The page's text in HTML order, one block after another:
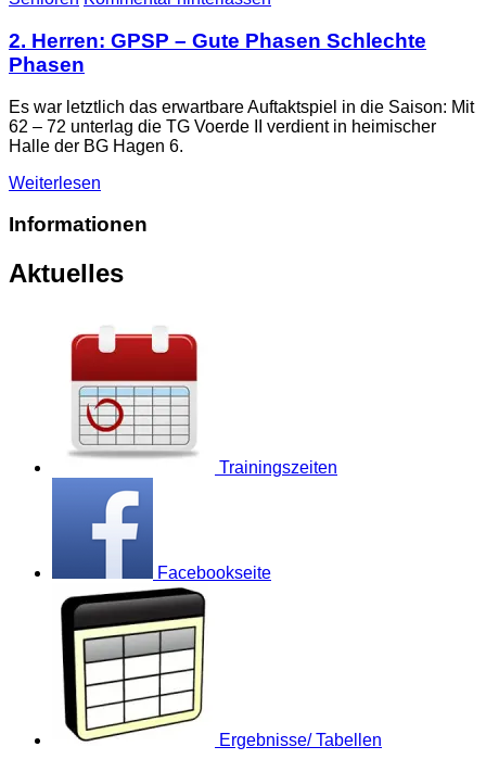
2. Herren: GPSP – Gute Phasen Schlechte
Phasen
Es war letztlich das erwartbare Auftaktspiel in die Saison: Mit
62 – 72 unterlag die TG Voerde II verdient in heimischer
Halle der BG Hagen 6.
Weiterlesen
Informationen
Aktuelles
Trainingszeiten
Facebookseite
Ergebnisse/ Tabellen